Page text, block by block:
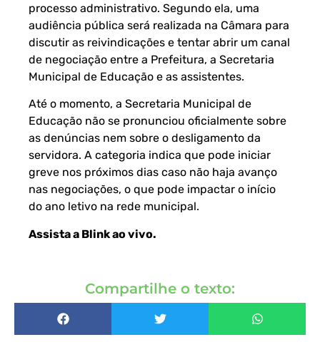
processo administrativo. Segundo ela, uma
audiência pública será realizada na Câmara para
discutir as reivindicações e tentar abrir um canal
de negociação entre a Prefeitura, a Secretaria
Municipal de Educação e as assistentes.
Até o momento, a Secretaria Municipal de
Educação não se pronunciou oficialmente sobre
as denúncias nem sobre o desligamento da
servidora. A categoria indica que pode iniciar
greve nos próximos dias caso não haja avanço
nas negociações, o que pode impactar o início
do ano letivo na rede municipal.
Assista a Blink ao vivo.
Compartilhe o texto: